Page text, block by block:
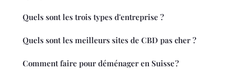
Quels sont les trois types d'entreprise ?
Quels sont les meilleurs sites de CBD pas cher ?
Comment faire pour déménager en Suisse ?